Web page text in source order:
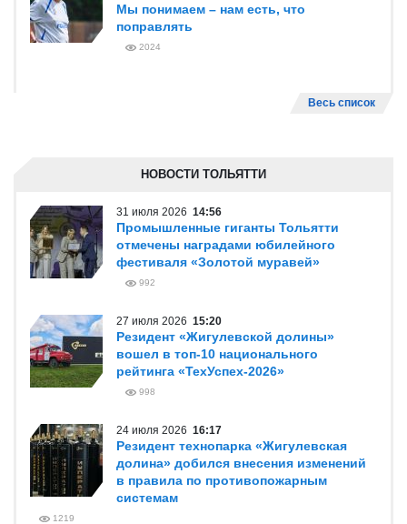
Мы понимаем – нам есть, что
поправлять
2024
Весь список
НОВОСТИ ТОЛЬЯТТИ
31 июля 2026 14:56
Промышленные гиганты Тольятти
отмечены наградами юбилейного
фестиваля «Золотой муравей»
992
27 июля 2026 15:20
Резидент «Жигулевской долины»
вошел в топ-10 национального
рейтинга «ТехУспех-2026»
998
24 июля 2026 16:17
Резидент технопарка «Жигулевская
долина» добился внесения изменений
в правила по противопожарным
системам
1219